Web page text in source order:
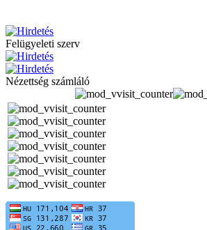
Felügyeleti szerv
Nézettség számláló